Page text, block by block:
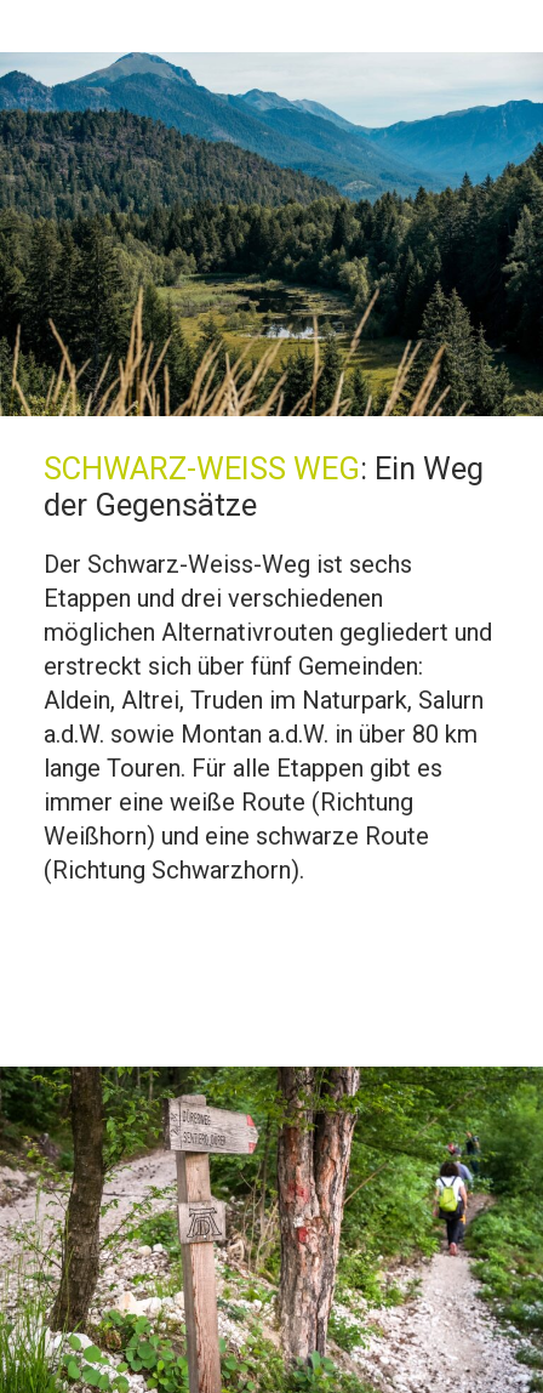
SCHWARZ-WEISS WEG: Ein Weg
der Gegensätze
Der Schwarz-Weiss-Weg ist sechs
Etappen und drei verschiedenen
möglichen Alternativrouten gegliedert und
erstreckt sich über fünf Gemeinden:
Aldein, Altrei, Truden im Naturpark, Salurn
a.d.W. sowie Montan a.d.W. in über 80 km
lange Touren. Für alle Etappen gibt es
immer eine weiße Route (Richtung
Weißhorn) und eine schwarze Route
(Richtung Schwarzhorn).